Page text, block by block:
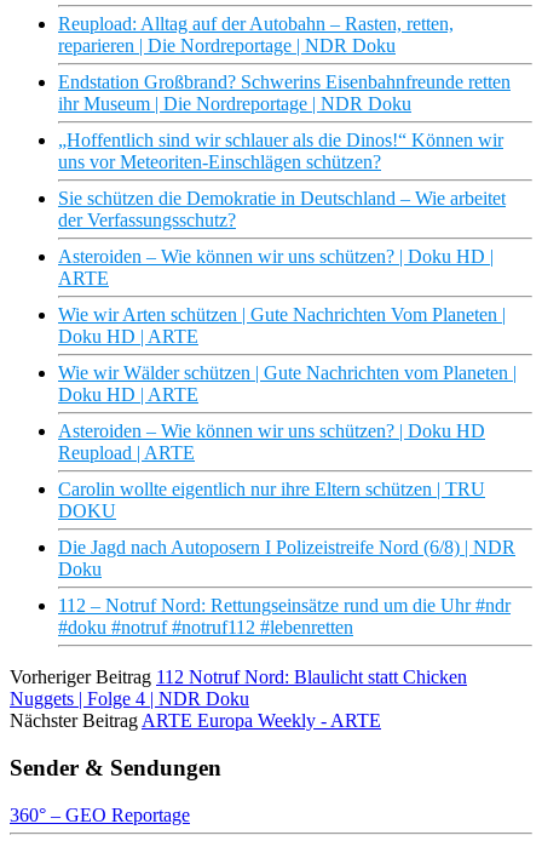
Reupload: Alltag auf der Autobahn – Rasten, retten,
reparieren | Die Nordreportage | NDR Doku
Endstation Großbrand? Schwerins Eisenbahnfreunde retten
ihr Museum | Die Nordreportage | NDR Doku
„Hoffentlich sind wir schlauer als die Dinos!“ Können wir
uns vor Meteoriten-Einschlägen schützen?
Sie schützen die Demokratie in Deutschland – Wie arbeitet
der Verfassungsschutz?
Asteroiden – Wie können wir uns schützen? | Doku HD |
ARTE
Wie wir Arten schützen | Gute Nachrichten Vom Planeten |
Doku HD | ARTE
Wie wir Wälder schützen | Gute Nachrichten vom Planeten |
Doku HD | ARTE
Asteroiden – Wie können wir uns schützen? | Doku HD
Reupload | ARTE
Carolin wollte eigentlich nur ihre Eltern schützen | TRU
DOKU
Die Jagd nach Autoposern I Polizeistreife Nord (6/8) | NDR
Doku
112 – Notruf Nord: Rettungseinsätze rund um die Uhr #ndr
#doku #notruf #notruf112 #lebenretten
Vorheriger Beitrag 112 Notruf Nord: Blaulicht statt Chicken
Nuggets | Folge 4 | NDR Doku
Nächster Beitrag ARTE Europa Weekly - ARTE
Sender & Sendungen
360° – GEO Reportage